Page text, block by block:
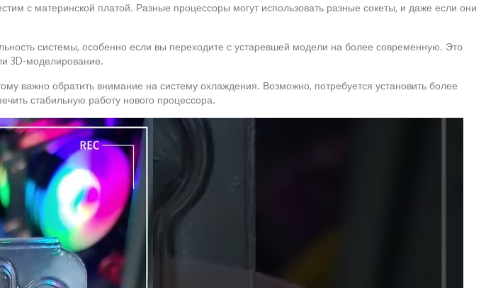
с материнской платой. Разные процессоры могут использовать разные сокеты, и даже если они
системы, особенно если вы переходите с устаревшей модели на более современную. Это
3D-моделирование.
важно обратить внимание на систему охлаждения. Возможно, потребуется установить более
стабильную работу нового процессора.